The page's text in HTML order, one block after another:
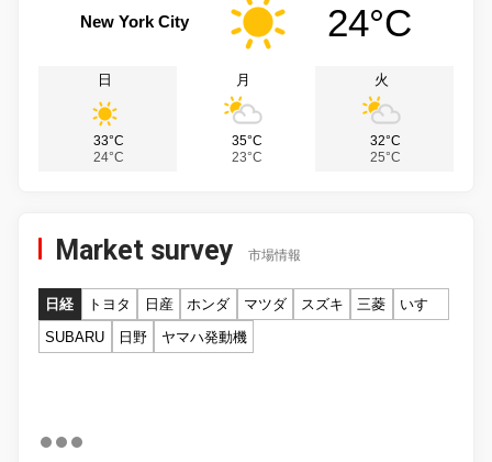
New York City 24°C
日
33°C
24°C
月
35°C
23°C
火
32°C
25°C
Market survey 市場情報
日経 トヨタ 日産 ホンダ マツダ スズキ 三菱
いすゞ
SUBARU
日野 ヤマハ発動機